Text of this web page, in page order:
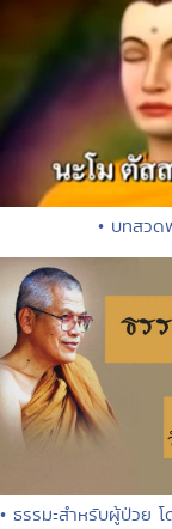
• บทสวด
• ธรรมะสำหรับผู้ป่วย